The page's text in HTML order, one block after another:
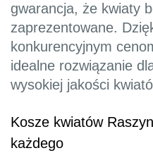
gwarancja, że kwiaty
zaprezentowane.
konkurencyjnym
idealne rozwiązanie
wysokiej jakości
Kosze kwiatów
każdego